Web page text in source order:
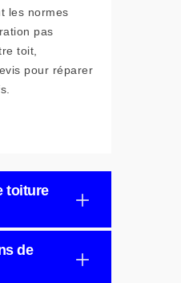
les normes
pas
toit,
pour réparer
toiture
de